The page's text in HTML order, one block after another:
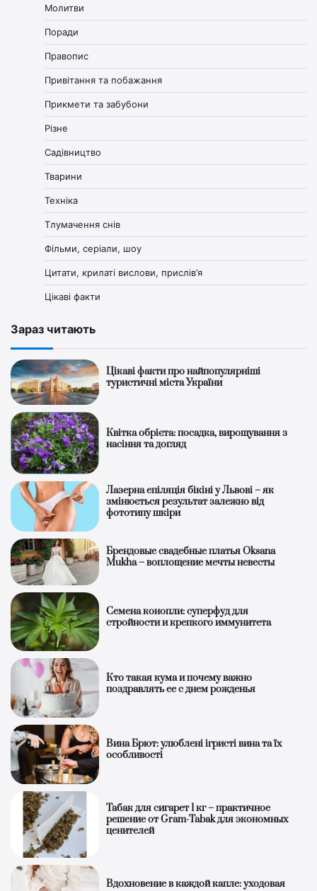
Молитви
Поради
Правопис
Привітання та побажання
Прикмети та забубони
Різне
Садівництво
Тварини
Техніка
Тлумачення снів
Фільми, серіали, шоу
Цитати, крилаті вислови, прислів’я
Цікаві факти
Зараз читають
Цікаві факти про найпопулярніші
туристичні міста України
Квітка обрієта: посадка, вирощування з
насіння та догляд
Лазерна епіляція бікіні у Львові – як
змінюється результат залежно від
фототипу шкіри
Брендовые свадебные платья Oksana
Mukha – воплощение мечты невесты
Семена конопли: суперфуд для
стройности и крепкого иммунитета
Кто такая кума и почему важно
поздравлять ее с днем рожденья
Вина Брют: улюблені ігристі вина та їх
особливості
Табак для сигарет 1 кг – практичное
решение от Gram-Tabak для экономных
ценителей
Вдохновение в каждой капле: уходовая